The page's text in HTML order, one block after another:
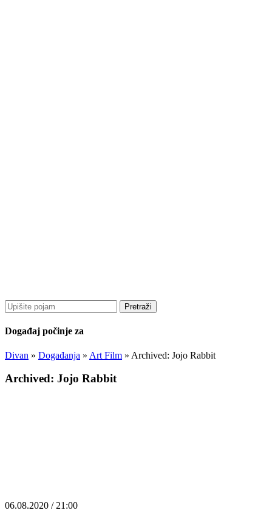
Pretraži
Događaj počinje za
Divan » Događanja » Art Film » Archived: Jojo Rabbit
Archived: Jojo Rabbit
06.08.2020 / 21:00